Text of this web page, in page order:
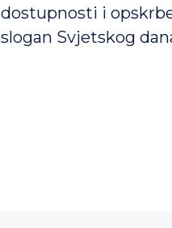
dostupnosti i
slogan Svjetskog